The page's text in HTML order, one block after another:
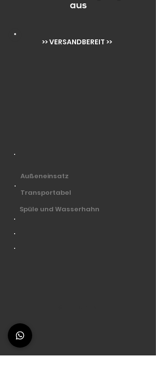
aus
>> VERSANDBEREIT >>
Außeneinsatz
Transportabel
Spüle und Wasserhahn